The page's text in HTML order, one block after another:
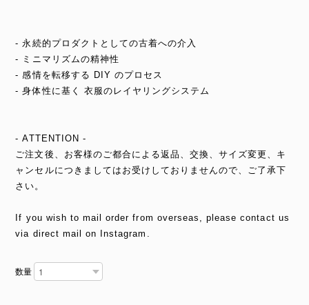
- 永続的プロダクトとしての古着への介入
- ミニマリズムの精神性
- 感情を転移する DIY のプロセス
- 身体性に基く 衣服のレイヤリングシステム
- ATTENTION -
ご注文後、お客様のご都合による返品、交換、サイズ変更、キ
ャンセルにつきましてはお受けしておりませんので、ご了承下
さい。
If you wish to mail order from overseas, please contact us
via direct mail on Instagram.
数量